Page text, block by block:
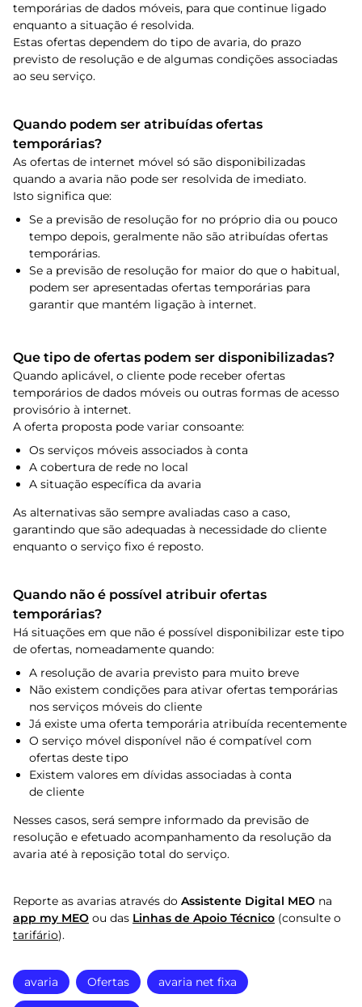
temporárias de dados móveis, para que continue ligado
enquanto a situação é resolvida.
Estas ofertas dependem do tipo de avaria, do prazo
previsto de resolução e de algumas condições associadas
ao seu serviço.
Quando podem ser atribuídas ofertas
temporárias?
As ofertas de internet móvel só são disponibilizadas
quando a avaria não pode ser resolvida de imediato.
Isto significa que:
Se a previsão de resolução for no próprio dia ou pouco
tempo depois, geralmente não são atribuídas ofertas
temporárias.
Se a previsão de resolução for maior do que o habitual,
podem ser apresentadas ofertas temporárias para
garantir que mantém ligação à internet.
Que tipo de ofertas podem ser disponibilizadas?
Quando aplicável, o cliente pode receber ofertas
temporários de dados móveis ou outras formas de acesso
provisório à internet.
A oferta proposta pode variar consoante:
Os serviços móveis associados à conta
A cobertura de rede no local
A situação específica da avaria
As alternativas são sempre avaliadas caso a caso,
garantindo que são adequadas à necessidade do cliente
enquanto o serviço fixo é reposto.
Quando não é possível atribuir ofertas
temporárias?
Há situações em que não é possível disponibilizar este tipo
de ofertas, nomeadamente quando:
A resolução de avaria previsto para muito breve
Não existem condições para ativar ofertas temporárias
nos serviços móveis do cliente
Já existe uma oferta temporária atribuída recentemente
O serviço móvel disponível não é compatível com
ofertas deste tipo
Existem valores em dívidas associadas à conta
de cliente
Nesses casos, será sempre informado da previsão de
resolução e efetuado acompanhamento da resolução da
avaria até à reposição total do serviço.
Reporte as avarias através do Assistente Digital MEO na
app my MEO ou das Linhas de Apoio Técnico (consulte o
tarifário).
avaria Ofertas avaria net fixa